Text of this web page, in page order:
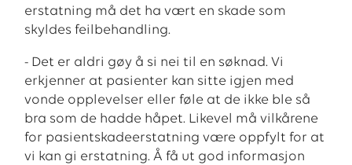
erstatning må det ha vært en skade som
skyldes feilbehandling.
- Det er aldri gøy å si nei til en søknad. Vi
erkjenner at pasienter kan sitte igjen med
vonde opplevelser eller føle at de ikke ble så
bra som de hadde håpet. Likevel må vilkårene
for pasientskadeerstatning være oppfylt for at
vi kan gi erstatning. Å få ut god informasjon